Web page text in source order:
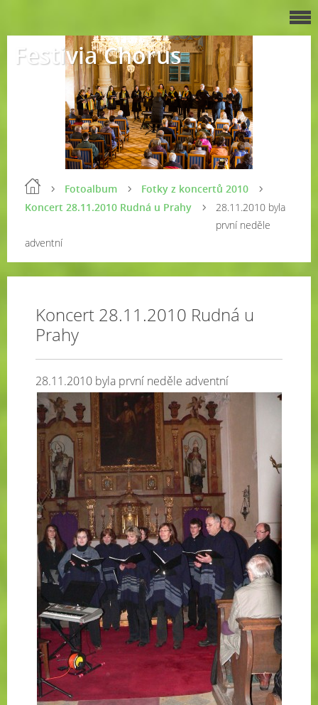
Festivia Chorus
Fotoalbum
Fotky z koncertů 2010
Koncert 28.11.2010 Rudná u Prahy
28.11.2010 byla
první neděle
adventní
Koncert 28.11.2010 Rudná u
Prahy
28.11.2010 byla první neděle adventní